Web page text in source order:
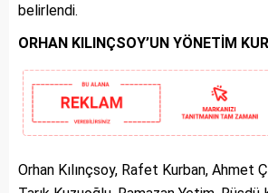
belirlendi.
ORHAN KILINÇSOY’UN YÖNETİM
Orhan Kılınçsoy, Rafet Kurban, Ahmet